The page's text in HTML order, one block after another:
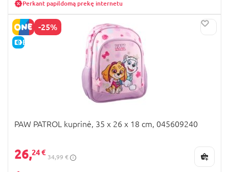
Perkant papildomą prekę internetu
-25%
E-KAINA
PAW PATROL kuprinė, 35 x 26 x 18 cm, 045609240
26,24 €
34,99 €